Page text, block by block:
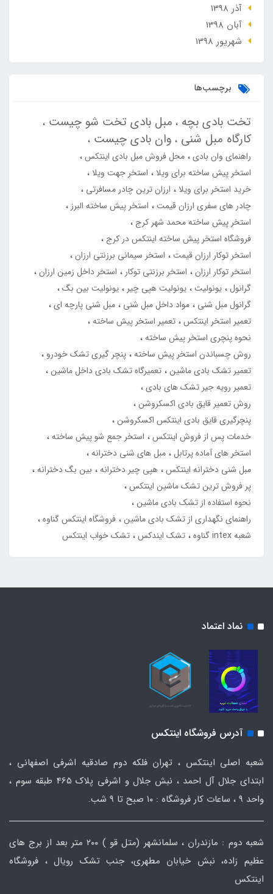
آذر 1398
آبان 1398
شهریور 1398
برچسب‌ها
تخت بادی بچه مبل بادی تخت شو چیست
کارگاه مبل شنی وان بادی چیست
راهنمای وان بادی محل فروش مبل بادی اینتکس
استخر پیش ساخته برای ویلا
استخر جهت ویلا
خرید استخر برای ویلا
ارزان ترین چادر مسافرتی
چادر های سفری ارزان قیمت
استخر پیش ساخته البرز
استخر پیش ساخته محمد شهر کرج
فروشگاه استخر پیش ساخته اینتکس در کرج
استخر توکار ارزان قیمت
استخر سیمانی برزنتی ارزان
استخر توکار ارزان
استخر برزنتی توکار
استخر داخل زمین ارزان
گرانول یونولیت یونولیت هپی چیر
یونولیت بین بگ
گرانول مبل شنی
مواد داخل مبل شنی
مبل شنی پارچه ای
تعمیر استخر اینتکس تعمیر استخر پیش ساخته
نحوه پنچری استخر پیش ساخته
روش چسباندن استخر پیش ساخته پنچر گیری تشک خودرو
تعمیر تشک بادی ماشین تعمیرگاه تشک بادی داخل ماشین
تعمیر رویه جیر تشک های بادی
روش تعمیر قایق بادی اکسکروشن
پنچرگیری قایق بادی اینتکس اکسکروشن
خدمات پس از فروش اینتکس
استخر جمع شو پیش ساخته
استخر های آماده پرتابل مبل های شنی دخترانه
مبل شنی دخترانه اینتکس هپی چیر دخترانه
بین بگ دخترانه
پر فروش ترین تشک ماشین اینتکس
نحوه استفاده از تشک بادی ماشین
راهنمای نگهداری از تشک بادی ماشین فروشگاه اینتکس گناوه
شعبه intex گناوه
تشک ایندکس تشک خواب اینتکس
نماد اعتماد
آدرس فروشگاه اینتکس
شعبه اصلی اینتکس ، تهران فلکه دوم صادقیه اشرفی اصفهانی ،
ابتدای جلال آل احمد ، نبش جلال و اشرفی پلاک 465 طبقه سوم ،
واحد ۹ ، ساعات کار فروشگاه : ۱۰ صبح تا ۹ شب.
شعبه دوم : مازندران ، سلمانشهر (متل قو ) ۲۰۰ متر بعد از برج های
عظیم زاده، نبش خیابان مطهری، جنب تشک رویال ، فروشگاه
اینتکس